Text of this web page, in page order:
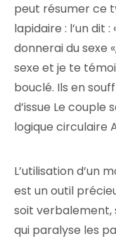
peut résumer ce
lapidaire : l’un dit
donnerai du sexe
sexe et je te
bouclé. Ils en
d’issue Le couple
logique circulaire
L’utilisation d’un
est un outil
soit verbalement,
qui paralyse les